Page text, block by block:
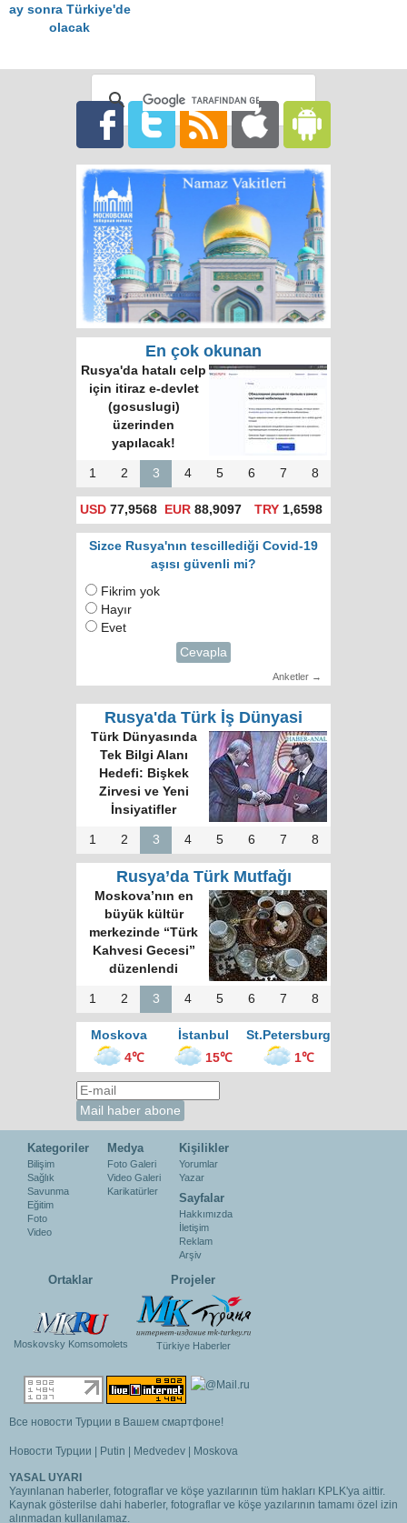
ay sonra Türkiye'de
olacak
En çok okunan
Çin, Rusya’nın
aradığı müttefik
oldu mu?
1 2 3 4 5 6 7 8
USD 77,9568 EUR 88,9097 TRY1,6598
Sizce Rusya'nın tescillediği Covid-19
aşısı güvenli mi?
Fikrim yok
Hayır
Evet
Cevapla
Anketler →
Rusya'da Türk İş Dünyasi
Türk Dünyası 34
Harfli Ortak Alfabe
Üzerinde Uzlaşı
Sağlandı
1 2 3 4 5 6 7 8
Rusya’da Türk Mutfağı
Rus gazete:
Kokoreç İstanbul
sokak mutfağının
kralı
1 2 3 4 5 6 7 8
Moskova İstanbul
St.Petersburg
4℃
15℃ 1℃
Kategoriler
Bilişim
Sağlık
Savunma
Eğitim
Foto
Video
Medya
Foto Galeri
Video Galeri
Karikatürler
Kişilikler
Yorumlar
Yazar
Sayfalar
Hakkımızda
İletişim
Reklam
Arşiv
Ortaklar
Moskovsky Komsomolets
Projeler
Türkiye Haberler
Все новости Турции в Вашем смартфоне!
Новости Турции Putin Medvedev Moskova
YASAL UYARI
Yayınlanan haberler, fotograflar ve köşe yazılarının tüm hakları KPLK'ya aittir.
Kaynak gösterilse dahi haberler, fotograflar ve köşe yazılarının tamamı özel izin
alınmadan kullanılamaz.